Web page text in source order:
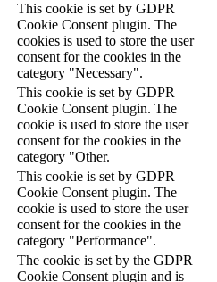
This cookie is set by GDPR
Cookie Consent plugin. The
cookies is used to store the user
consent for the cookies in the
category "Necessary".
This cookie is set by GDPR
Cookie Consent plugin. The
cookie is used to store the user
consent for the cookies in the
category "Other.
This cookie is set by GDPR
Cookie Consent plugin. The
cookie is used to store the user
consent for the cookies in the
category "Performance".
The cookie is set by the GDPR
Cookie Consent plugin and is